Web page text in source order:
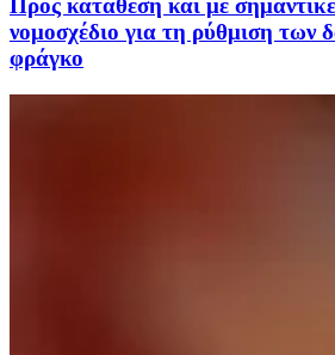
Προς κατάθεση και με
νομοσχέδιο για τη ρύθμιση των
φράγκο